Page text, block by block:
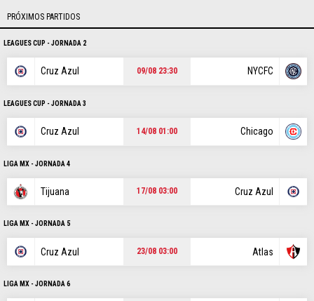
FEMENIL
FUERZAS BÁSICAS
AGENDA
POSICIONES
STAFF CONTACTO
ESCRIBE EN VAMOS CRUZ AZUL
información destinada a los fans del Club.
PRÓXIMOS PARTIDOS
LEAGUES CUP - JORNADA 2
Cruz Azul 09/08 23:30 NYCFC
LEAGUES CUP - JORNADA 3
Cruz Azul 14/08 01:00 Chicago
LIGA MX - JORNADA 4
Tijuana 17/08 03:00 Cruz Azul
LIGA MX - JORNADA 5
Cruz Azul 23/08 03:00 Atlas
LIGA MX - JORNADA 6